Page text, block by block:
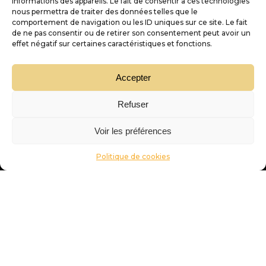
nous permettra de traiter des données telles que le
comportement de navigation ou les ID uniques sur ce site. Le fait
de ne pas consentir ou de retirer son consentement peut avoir un
effet négatif sur certaines caractéristiques et fonctions.
Accepter
Refuser
Voir les préférences
Politique de cookies
Nous contacter
D'or et de vins
Nos services
Trouver sa pépite